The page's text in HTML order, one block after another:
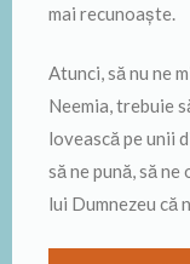
mai recunoaște.
Atunci, să nu ne
Neemia, trebuie
lovească pe unii
să ne pună, să
lui Dumnezeu că